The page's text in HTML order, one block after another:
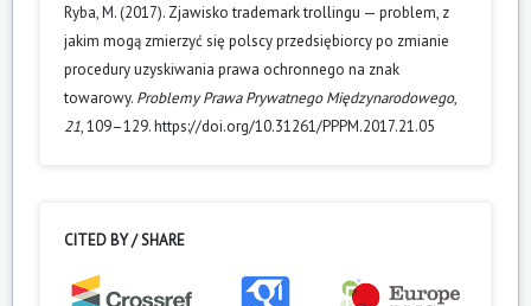
Ryba, M. (2017). Zjawisko trademark trollingu — problem, z
jakim mogą zmierzyć się polscy przedsiębiorcy po zmianie
procedury uzyskiwania prawa ochronnego na znak
towarowy. Problemy Prawa Prywatnego Międzynarodowego,
21, 109–129. https://doi.org/10.31261/PPPM.2017.21.05
CITED BY / SHARE